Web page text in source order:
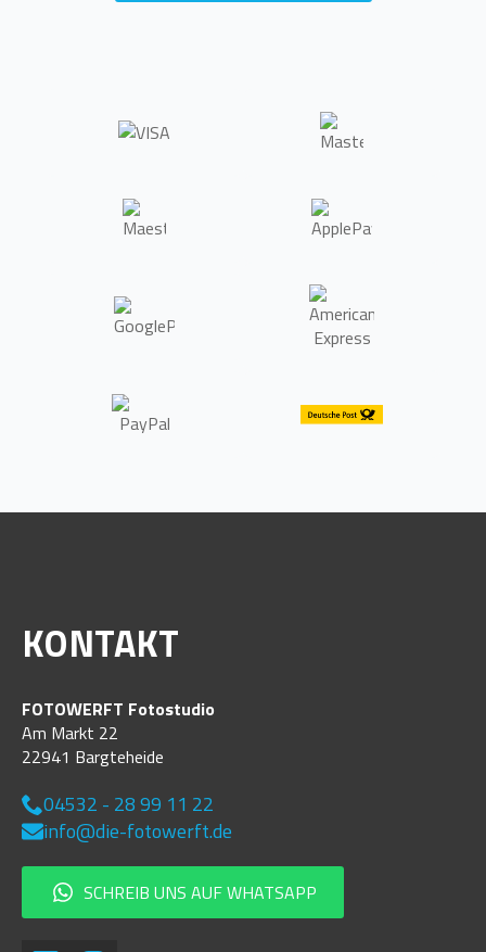
KONTAKT
FOTOWERFT Fotostudio
Am Markt 22
22941 Bargteheide
04532 - 28 99 11 22
info@die-fotowerft.de
SCHREIB UNS AUF WHATSAPP